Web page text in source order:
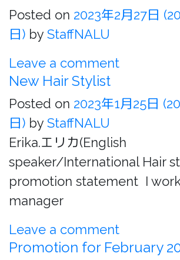
Posted on 2023年2月27日
日) by StaffNALU
Leave a comment
New Hair Stylist
Posted on 2023年1月25日
日) by StaffNALU
Erika.エリカ(English
speaker/International Hair
promotion statement I
manager
Leave a comment
Promotion for February